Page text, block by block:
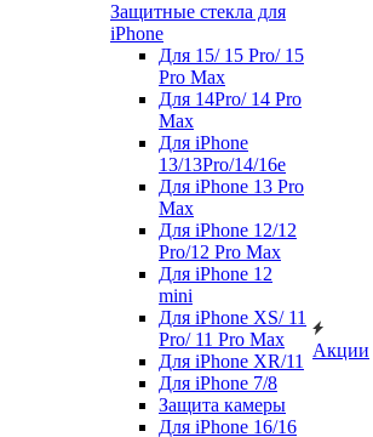
Защитные стекла для
iPhone
Для 15/ 15 Pro/ 15
Pro Max
Для 14Pro/ 14 Pro
Max
Для iPhone
13/13Pro/14/16e
Для iPhone 13 Pro
Max
Для iPhone 12/12
Pro/12 Pro Max
Для iPhone 12
mini
Для iPhone XS/ 11
Pro/ 11 Pro Max
Для iPhone XR/11
Для iPhone 7/8
Защита камеры
Для iPhone 16/16
Акции